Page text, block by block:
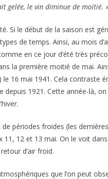
gelée, le vin diminue de moitié.
Si le début de la saison est
de temps. Ainsi, au mois
en ce jour d’été très
la première moitié de mai.
16 mai 1941. Cela contraste
1921. Cette année-là,
périodes froides (les
12 et 13 mai. On le voit
d’air froid.
que l’on peut